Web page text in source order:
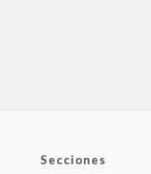
Secciones